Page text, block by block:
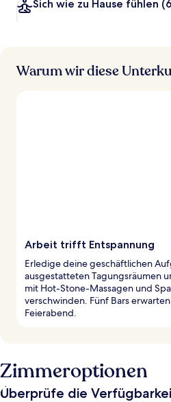
Sich wie zu Hause fühlen
Warum wir diese
Arbeit trifft Entspannung
Erledige deine geschäftlichen
ausgestatteten Tagungsräumen
mit Hot-Stone-Massagen und
verschwinden. Fünf Bars
Feierabend.
Zimmeroptionen
Überprüfe die